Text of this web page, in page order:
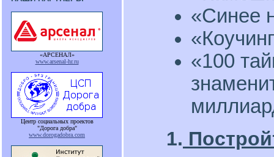
«АРСЕНАЛ»
www.arsenal-hr.ru
Центр социальных проектов
"Дорога добра"
www.dorogadobra.com
«Синее
«100
1.